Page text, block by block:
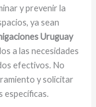
y prevenir la
ya sean
Uruguay
a las necesidades
efectivos. No
y solicitar
específicas.